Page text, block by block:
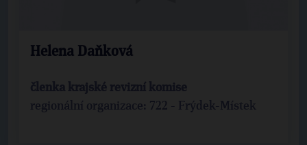
Helena Daňková
členka krajské revizní komise
regionální organizace: 722 - Frýdek-Místek